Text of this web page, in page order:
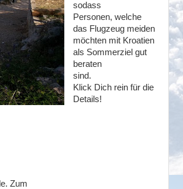
sodass
Personen, welche
das Flugzeug meiden
möchten mit Kroatien
als Sommerziel gut
beraten
sind.
Klick Dich rein für die
Details!
Zum